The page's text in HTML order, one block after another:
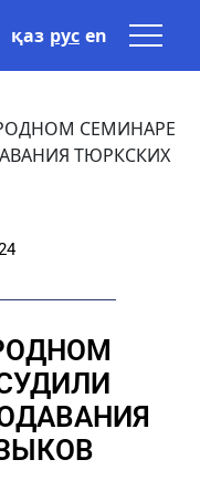
қаз рус en
СЕМИНАРЕ
ТЮРКСКИХ